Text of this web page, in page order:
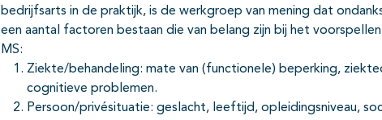
bedrijfsarts in de praktijk, is de werkgroep van mening dat
een aantal factoren bestaan die van belang zijn bij het
MS:
Ziekte/behandeling: mate van (functionele) beperking,
cognitieve problemen.
Persoon/privésituatie: geslacht, leeftijd, opleidingsniveau,